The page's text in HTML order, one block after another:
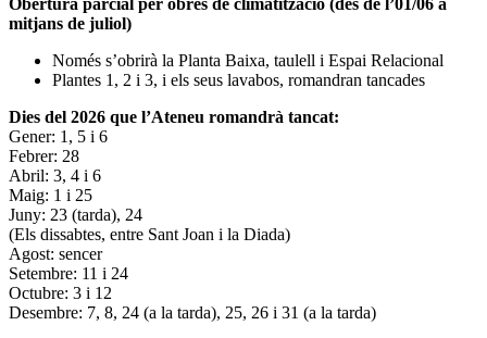
mitjans de juliol)
Només s’obrirà la Planta Baixa, taulell i Espai Relacional
Plantes 1, 2 i 3, i els seus lavabos, romandran tancades
Dies del 2026 que l’Ateneu romandrà tancat:
Gener: 1, 5 i 6
Febrer: 28
Abril: 3, 4 i 6
Maig: 1 i 25
Juny: 23 (tarda), 24
(Els dissabtes, entre Sant Joan i la Diada)
Agost: sencer
Setembre: 11 i 24
Octubre: 3 i 12
Desembre: 7, 8, 24 (a la tarda), 25, 26 i 31 (a la tarda)